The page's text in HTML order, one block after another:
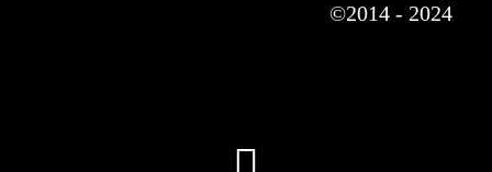
©2014 - 2024